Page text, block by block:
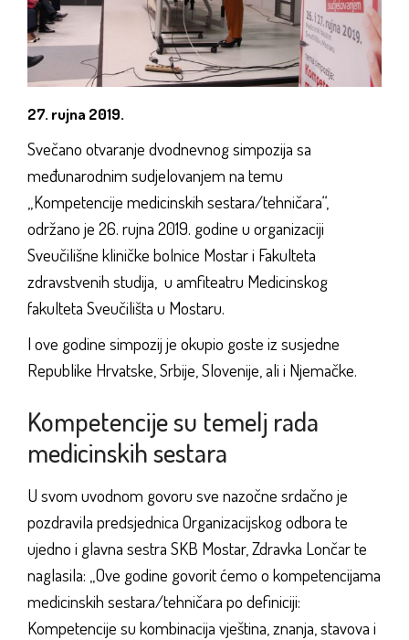
27. rujna 2019.
Svečano otvaranje dvodnevnog simpozija sa
međunarodnim sudjelovanjem na temu
„Kompetencije medicinskih sestara/tehničara“,
održano je 26. rujna 2019. godine u organizaciji
Sveučilišne kliničke bolnice Mostar i Fakulteta
zdravstvenih studija, u amfiteatru Medicinskog
fakulteta Sveučilišta u Mostaru.
I ove godine simpozij je okupio goste iz susjedne
Republike Hrvatske, Srbije, Slovenije, ali i Njemačke.
Kompetencije su temelj rada
medicinskih sestara
U svom uvodnom govoru sve nazočne srdačno je
pozdravila predsjednica Organizacijskog odbora te
ujedno i glavna sestra SKB Mostar, Zdravka Lončar te
naglasila: „Ove godine govorit ćemo o kompetencijama
medicinskih sestara/tehničara po definiciji:
Kompetencije su kombinacija vještina, znanja, stavova i